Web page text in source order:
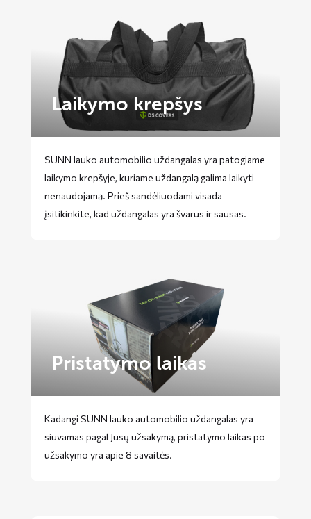
Laikymo krepšys
SUNN lauko automobilio uždangalas yra patogiame
laikymo krepšyje, kuriame uždangalą galima laikyti
nenaudojamą. Prieš sandėliuodami visada
įsitikinkite, kad uždangalas yra švarus ir sausas.
Pristatymo laikas
Kadangi SUNN lauko automobilio uždangalas yra
siuvamas pagal Jūsų užsakymą, pristatymo laikas po
užsakymo yra apie 8 savaitės.